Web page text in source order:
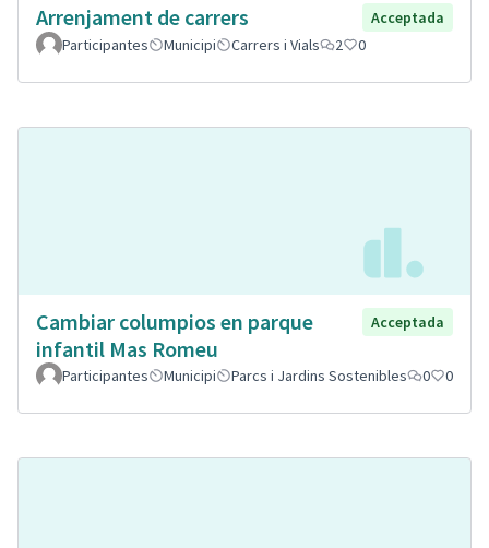
Arrenjament de carrers
Acceptada
Participantes
Municipi Carrers i Vials 2 0
Cambiar columpios en parque
infantil Mas Romeu
Acceptada
Participantes Municipi Parcs i Jardins Sostenibles 0 0